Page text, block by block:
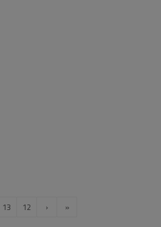
«
‹
12
13